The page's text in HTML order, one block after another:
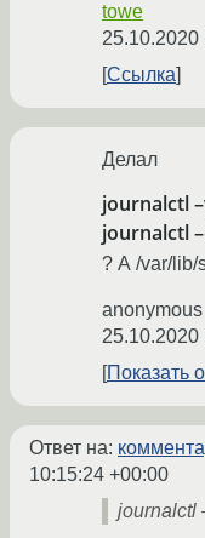
towe
25.10.2020
Ссылка
Делал
journalctl
journalctl
? А /var/lib/
anonymous
25.10.2020
Показать
Ответ на:
10:15:24 +00:00
journalctl